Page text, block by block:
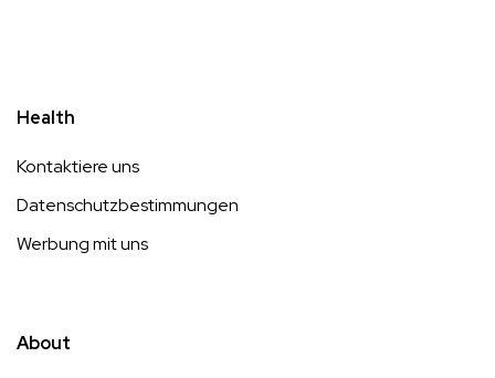
Health
Kontaktiere uns
Datenschutzbestimmungen
Werbung mit uns
About